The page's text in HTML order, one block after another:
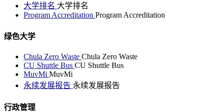
大学排名 大学排名
Program Accreditation Program Accreditation
绿色大学
Chula Zero Waste Chula Zero Waste
CU Shuttle Bus CU Shuttle Bus
MuvMi MuvMi
永续发展报告 永续发展报告
行政管理